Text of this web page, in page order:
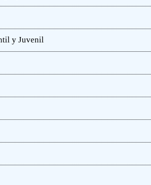
y Juvenil